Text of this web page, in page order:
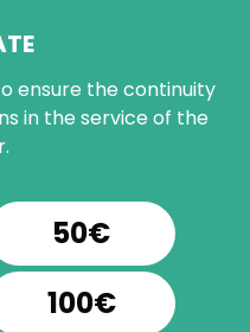
ensure the continuity
in the service of the
50€
100€